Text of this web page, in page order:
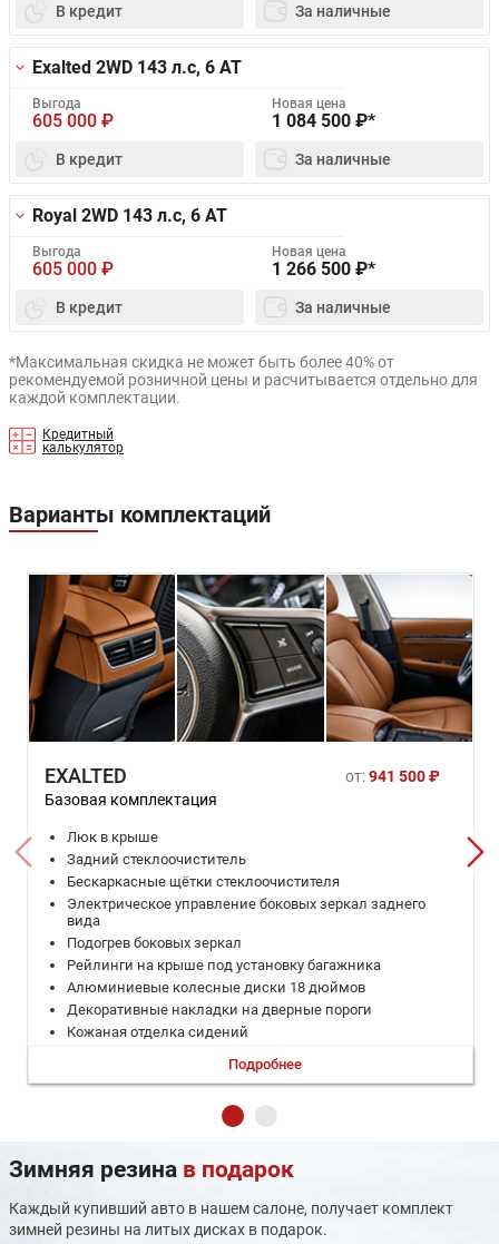
В кредит За наличные
Exalted 2WD 143 л.с, 6 AT
Выгода
605 000 ₽
Новая цена
1 084 500 ₽*
В кредит За наличные
Royal 2WD 143 л.с, 6 AT
Выгода
605 000 ₽
Новая цена
1 266 500 ₽*
В кредит За наличные
*Максимальная скидка не может быть более 40% от
рекомендуемой розничной цены и расчитывается отдельно для
каждой комплектации.
Кредитный
калькулятор
Варианты комплектаций
EXALTED от:941 500 ₽
Базовая комплектация
Люк в крыше
Задний стеклоочиститель
Бескаркасные щётки стеклоочистителя
Электрическое управление боковых зеркал заднего
вида
Подогрев боковых зеркал
Рейлинги на крыше под установку багажника
Алюминиевые колесные диски 18 дюймов
Декоративные накладки на дверные пороги
Кожаная отделка сидений
Регулировка водительского сидения в 6 направлениях,
ручная
Регулировка переднего пассажирского сидения в 4
Кожаная отделка рулевого колеса
Регулировка рулевого колеса, ручная
Многофункциональное рулевое колесо
Подробнее
Зимняя резина в подарок
Каждый купивший авто в нашем салоне, получает комплект
зимней резины на литых дисках в подарок.